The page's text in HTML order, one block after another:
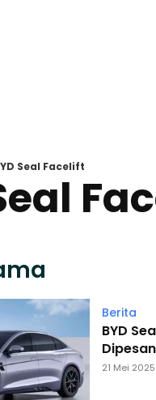
Seal Facelift
Berita
BYD
21 Mei 2025